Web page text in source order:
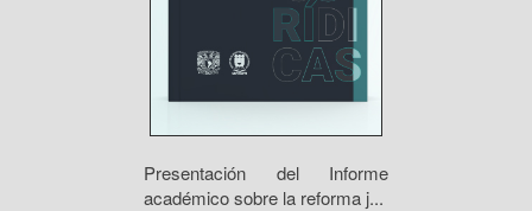
Presentación del Informe
académico sobre la reforma j...